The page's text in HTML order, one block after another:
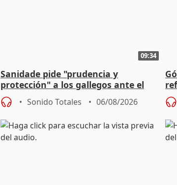
09:34
Sanidade pide "prudencia y
protección" a los gallegos ante el
eclipse del 12 de agosto
Sonido Totales 06/08/2026